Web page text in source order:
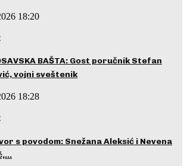
18:20
BAŠTA: Gost poručnik Stefan
vojni sveštenik
18:28
s povodom: Snežana Aleksić i Nevena